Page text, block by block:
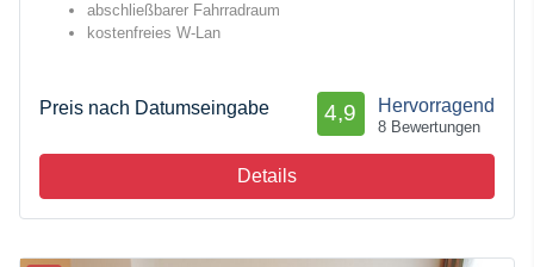
abschließbarer Fahrradraum
kostenfreies W-Lan
Preis nach Datumseingabe Hervorragend
4,9
8 Bewertungen
Details